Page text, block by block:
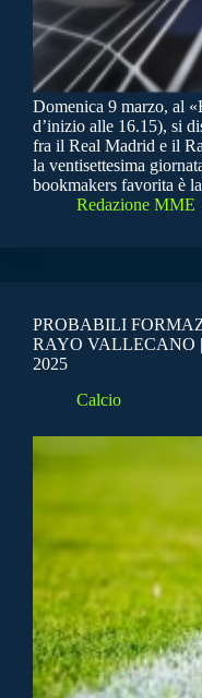
Domenica 9 marzo, al
d’inizio alle 16.15), si
fra il Real Madrid e il
la ventisettesima
bookmakers favorita è
Redazione MME
PROBABILI
RAYO VALLECANO
2025
Calcio